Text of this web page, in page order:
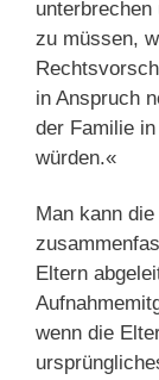
zu müssen,
in Anspruch
der Familie
würden.«
Man kann
Eltern
wenn die